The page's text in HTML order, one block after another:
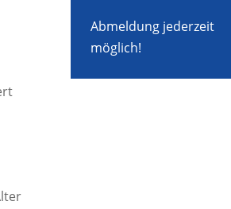
Abmeldung jederzeit
möglich!